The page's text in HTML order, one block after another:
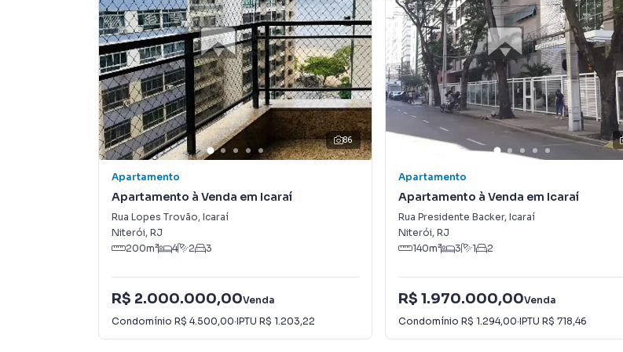
86
Apartamento
Apartamento à Venda em Icaraí
Rua Lopes Trovão, Icaraí
Niterói, RJ
200m² 4 2 3
R$ 2.000.000,00Venda
Condomínio R$ 4.500,00·IPTU R$ 1.203,22
Apartamento
Apartamento à Venda em Icaraí
Rua Presidente Backer, Icaraí
Niterói, RJ
140m² 3 1 2
R$ 1.970.000,00Venda
Condomínio R$ 1.294,00·IPTU R$ 718,46